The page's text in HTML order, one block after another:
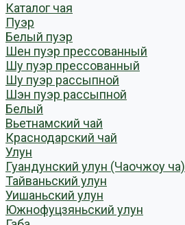
Каталог чая
Пуэр
Белый пуэр
Шен пуэр прессованный
Шу пуэр прессованный
Шу пуэр рассыпной
Шэн пуэр рассыпной
Белый
Вьетнамский чай
Краснодарский чай
Улун
Гуандунский улун (Чаочжоу ча)
Тайваньский улун
Уишаньский улун
Южнофуцзяньский улун